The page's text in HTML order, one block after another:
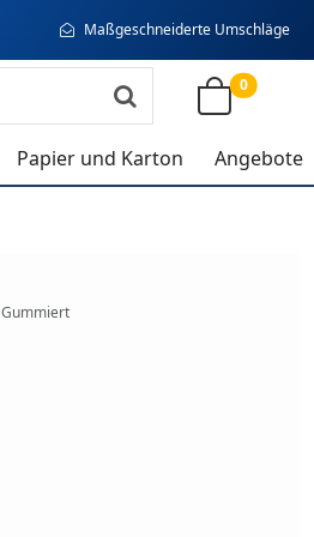
Maßgeschneiderte Umschläge
0
Papier und Karton Angebote
Gummiert